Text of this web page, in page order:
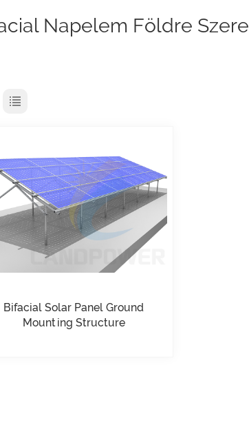
Napelem Földre
Bifacial Solar Panel Ground
Mounting Structure